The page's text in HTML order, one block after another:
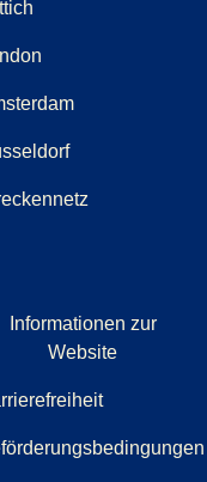
Informationen zur
Website